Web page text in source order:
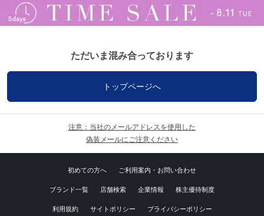
ただいま混み合っております
トップページへ
注意：当社のメールアドレスを使用した
偽装メールにご注意ください
初めての方へ ご利用案内・お問い合わせ
ブランド一覧 店舗検索 企業情報 株主優待制度
利用規約 サイトポリシー プライバシーポリシー